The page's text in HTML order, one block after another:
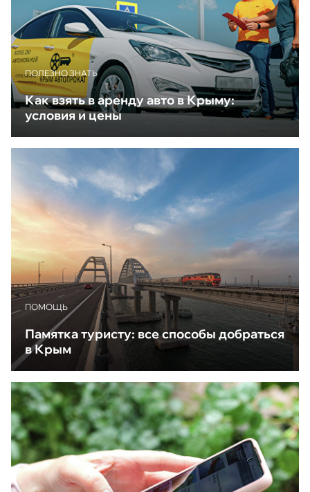
ПОЛЕЗНО ЗНАТЬ
Как взять в аренду авто в Крыму:
условия и цены
ПОМОЩЬ
Памятка туристу: все способы добраться
в Крым